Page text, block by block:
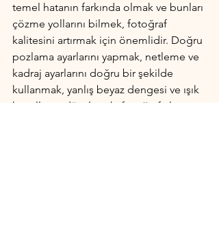
temel hatanın farkında olmak ve bunları
çözme yollarını bilmek, fotoğraf
kalitesini artırmak için önemlidir. Doğru
pozlama ayarlarını yapmak, netleme ve
kadraj ayarlarını doğru bir şekilde
kullanmak, yanlış beyaz dengesi ve ışık
koşullarını düzeltmek, fotoğrafçıların